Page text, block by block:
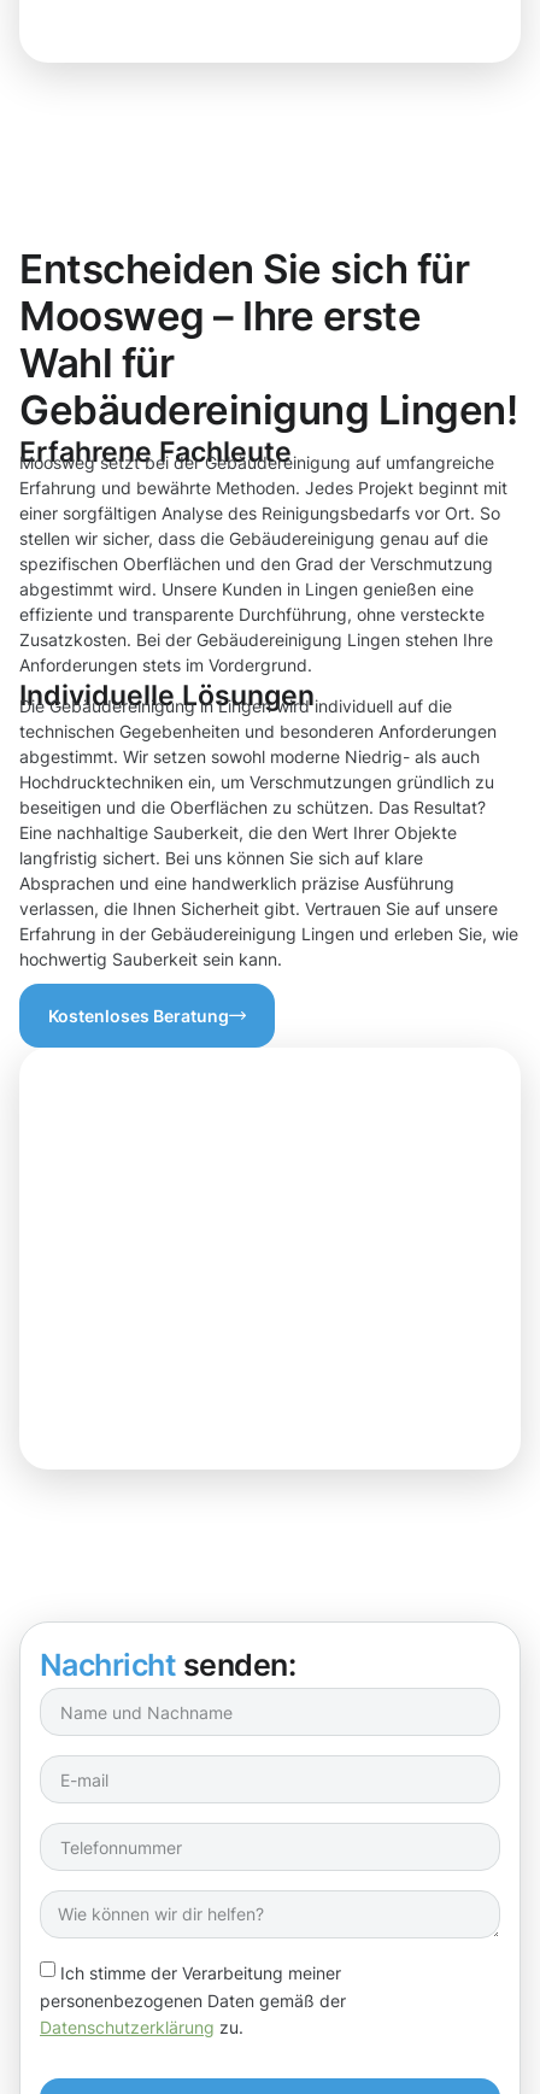
Entscheiden Sie sich für
Moosweg – Ihre erste
Wahl für
Gebäudereinigung Lingen!
Erfahrene Fachleute
Moosweg setzt bei der Gebäudereinigung auf umfangreiche
Erfahrung und bewährte Methoden. Jedes Projekt beginnt mit
einer sorgfältigen Analyse des Reinigungsbedarfs vor Ort. So
stellen wir sicher, dass die Gebäudereinigung genau auf die
spezifischen Oberflächen und den Grad der Verschmutzung
abgestimmt wird. Unsere Kunden in Lingen genießen eine
effiziente und transparente Durchführung, ohne versteckte
Zusatzkosten. Bei der Gebäudereinigung Lingen stehen Ihre
Anforderungen stets im Vordergrund.
Individuelle Lösungen
Die Gebäudereinigung in Lingen wird individuell auf die
technischen Gegebenheiten und besonderen Anforderungen
abgestimmt. Wir setzen sowohl moderne Niedrig- als auch
Hochdrucktechniken ein, um Verschmutzungen gründlich zu
beseitigen und die Oberflächen zu schützen. Das Resultat?
Eine nachhaltige Sauberkeit, die den Wert Ihrer Objekte
langfristig sichert. Bei uns können Sie sich auf klare
Absprachen und eine handwerklich präzise Ausführung
verlassen, die Ihnen Sicherheit gibt. Vertrauen Sie auf unsere
Erfahrung in der Gebäudereinigung Lingen und erleben Sie, wie
hochwertig Sauberkeit sein kann.
Kostenloses Beratung
Nachricht senden:
Ich stimme der Verarbeitung meiner
personenbezogenen Daten gemäß der
Datenschutzerklärung zu.